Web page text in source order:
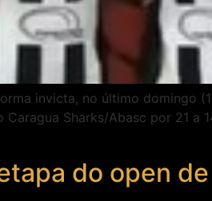
invicta, no último domingo
Sharks/Abasc por 21 a
do open